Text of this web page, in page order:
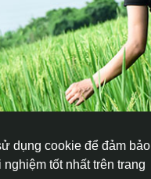
dụng cookie để đảm bảo
tốt nhất trên trang